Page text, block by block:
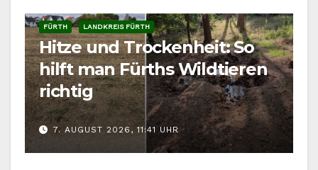
FÜRTH LANDKREIS FÜRTH
Hitze und Trockenheit: So
hilft man Fürths Wildtieren
richtig
7. AUGUST 2026, 11:41 UHR